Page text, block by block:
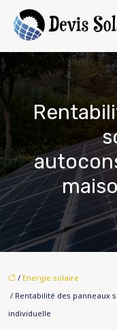
/ Energie solaire
/ Rentabilité des panneaux
individuelle